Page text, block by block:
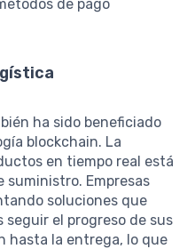
de pago
ha sido beneficiado
blockchain. La
en tiempo real está
suministro. Empresas
soluciones que
el progreso de sus
hasta la entrega, lo que